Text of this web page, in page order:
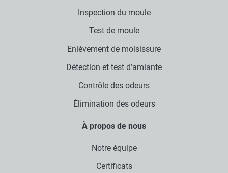
Inspection du moule
Test de moule
Enlèvement de moisissure
Détection et test d’amiante
Contrôle des odeurs
Élimination des odeurs
À propos de nous
Notre équipe
Certificats